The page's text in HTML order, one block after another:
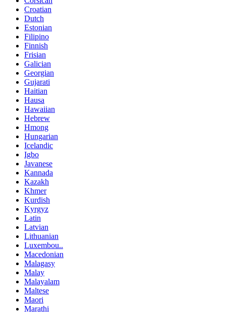
Croatian
Dutch
Estonian
Filipino
Finnish
Frisian
Galician
Georgian
Gujarati
Haitian
Hausa
Hawaiian
Hebrew
Hmong
Hungarian
Icelandic
Igbo
Javanese
Kannada
Kazakh
Khmer
Kurdish
Kyrgyz
Latin
Latvian
Lithuanian
Luxembou..
Macedonian
Malagasy
Malay
Malayalam
Maltese
Maori
Marathi